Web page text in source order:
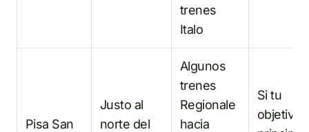
trenes
Italo
Pisa San
Justo al
norte del
Algunos
trenes
Regionale
hacia
Si tu
objetivo